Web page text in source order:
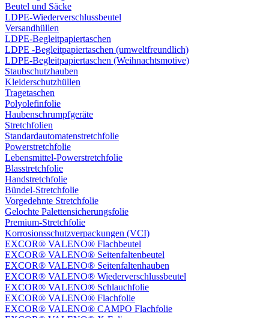
Beutel und Säcke
LDPE-Wiederverschlussbeutel
Versandhüllen
LDPE-Begleitpapiertaschen
LDPE -Begleitpapiertaschen (umweltfreundlich)
LDPE-Begleitpapiertaschen (Weihnachtsmotive)
Staubschutzhauben
Kleiderschutzhüllen
Tragetaschen
Polyolefinfolie
Haubenschrumpfgeräte
Stretchfolien
Standardautomatenstretchfolie
Powerstretchfolie
Lebensmittel-Powerstretchfolie
Blasstretchfolie
Handstretchfolie
Bündel-Stretchfolie
Vorgedehnte Stretchfolie
Gelochte Palettensicherungsfolie
Premium-Stretchfolie
Korrosionsschutzverpackungen (VCI)
EXCOR® VALENO® Flachbeutel
EXCOR® VALENO® Seitenfaltenbeutel
EXCOR® VALENO® Seitenfaltenhauben
EXCOR® VALENO® Wiederverschlussbeutel
EXCOR® VALENO® Schlauchfolie
EXCOR® VALENO® Flachfolie
EXCOR® VALENO® CAMPO Flachfolie